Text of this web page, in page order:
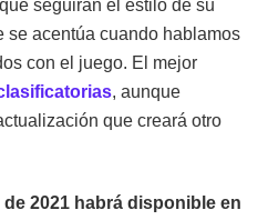
seguirán el estilo de su
se acentúa cuando hablamos
con el juego. El mejor
, aunque
que creará otro
2021 habrá disponible en